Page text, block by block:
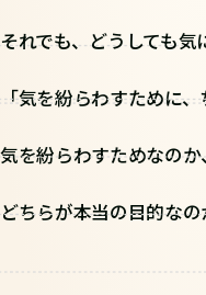
それでも、どうしても気
「気を紛らわすために
気を紛らわすためなのか
どちらが本当の目的な